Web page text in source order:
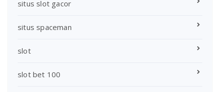
situs slot gacor
situs spaceman
slot
slot bet 100